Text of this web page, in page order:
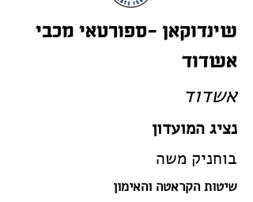
שינדוקאן -ספורטאי מכבי
אשדוד
אשדוד
נציג המועדון
בוחניק משה
שיטות הקראטה והאימון